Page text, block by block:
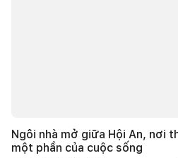
Ngôi nhà mở giữa Hội An, nơi
một phần của cuộc sống